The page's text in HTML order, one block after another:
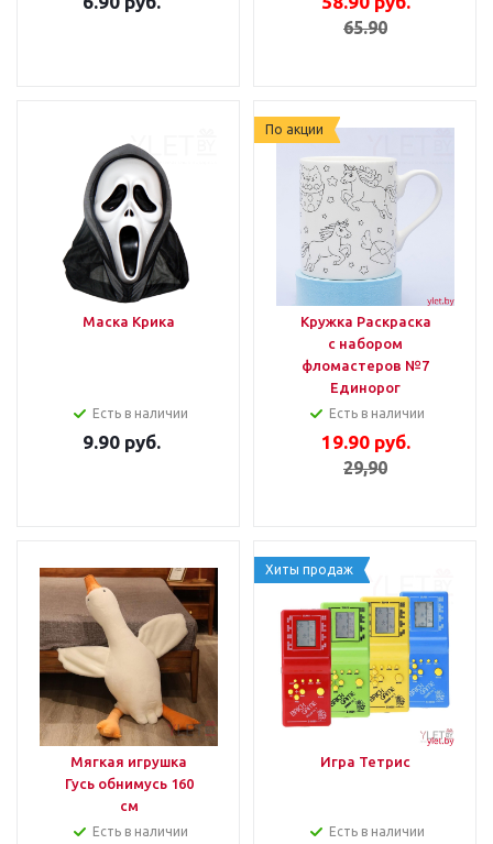
65.90
Маска Крика
Есть в наличии
9.90руб.
По акции
Кружка Раскраска
с набором
фломастеров №7
Единорог
Есть в наличии
19.90руб.
29,90
Мягкая игрушка
Гусь обнимусь 160
см
Есть в наличии
Хиты продаж
Игра Тетрис
Есть в наличии